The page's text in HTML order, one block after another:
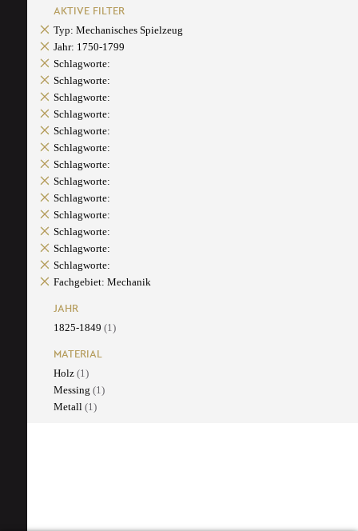
AKTIVE FILTER
Typ: Mechanisches Spielzeug
Jahr: 1750-1799
Schlagworte:
Schlagworte:
Schlagworte:
Schlagworte:
Schlagworte:
Schlagworte:
Schlagworte:
Schlagworte:
Schlagworte:
Schlagworte:
Schlagworte:
Schlagworte:
Schlagworte:
Fachgebiet: Mechanik
JAHR
1825-1849 (1)
MATERIAL
Holz (1)
Messing (1)
Metall (1)